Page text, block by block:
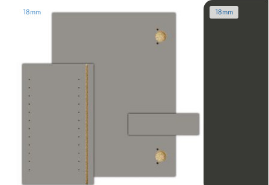
18mm 18mm